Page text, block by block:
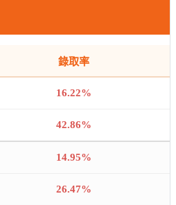
錄取率
16.22%
42.86%
14.95%
26.47%